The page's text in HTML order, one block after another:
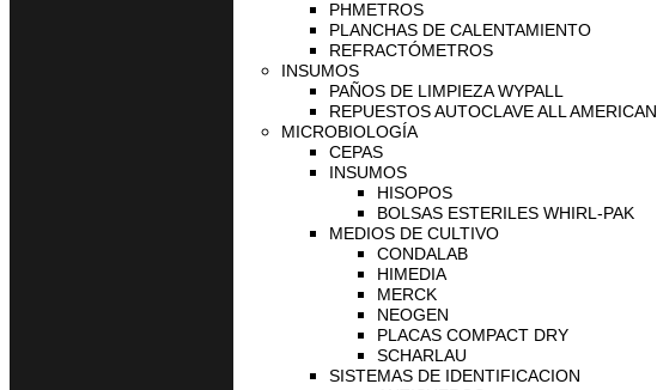
PHMETROS
PLANCHAS DE CALENTAMIENTO
REFRACTÓMETROS
INSUMOS
PAÑOS DE LIMPIEZA WYPALL
REPUESTOS AUTOCLAVE ALL AMERICAN
MICROBIOLOGÍA
CEPAS
INSUMOS
HISOPOS
BOLSAS ESTERILES WHIRL-PAK
MEDIOS DE CULTIVO
CONDALAB
HIMEDIA
MERCK
NEOGEN
PLACAS COMPACT DRY
SCHARLAU
SISTEMAS DE IDENTIFICACION